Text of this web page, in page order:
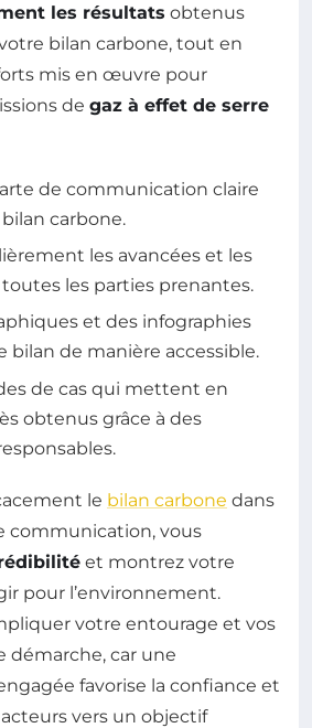
les résultats obtenus
bilan carbone, tout en
mis en œuvre pour
de gaz à effet de serre
de communication claire
carbone.
les avancées et les
les parties prenantes.
et des infographies
bilan de manière accessible.
de cas qui mettent en
obtenus grâce à des
le bilan carbone dans
communication, vous
et montrez votre
pour l’environnement.
votre entourage et vos
démarche, car une
favorise la confiance et
vers un objectif